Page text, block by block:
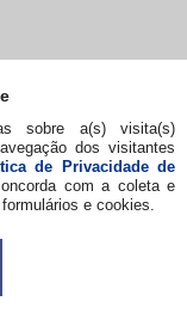
sobre a(s) visita(s)
dos visitantes
de Privacidade de
com a coleta e
e cookies.